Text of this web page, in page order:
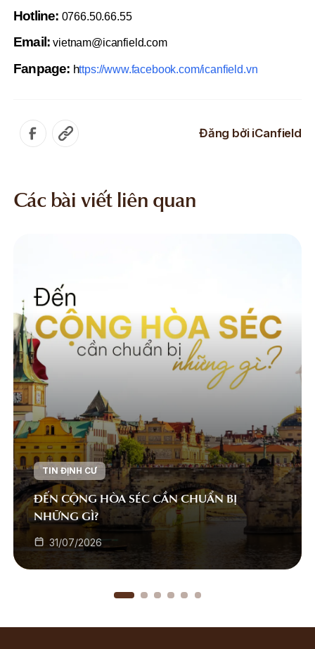
Hotline: 0766.50.66.55
Email:vietnam@icanfield.com
Fanpage: https://www.facebook.com/icanfield.vn
Đăng bởi iCanfield
Các bài viết liên quan
TIN ĐỊNH CƯ
ĐẾN CỘNG HÒA SÉC CẦN CHUẨN BỊ
NHỮNG GÌ?
31/07/2026